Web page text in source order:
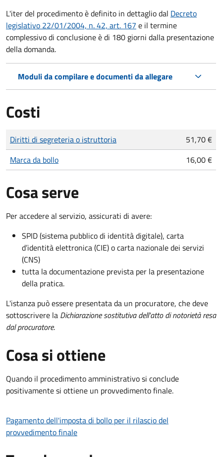
L'iter del procedimento è definito in dettaglio dal Decreto
legislativo 22/01/2004, n. 42, art. 167 e il termine
complessivo di conclusione è di 180 giorni dalla presentazione
della domanda.
Moduli da compilare e documenti da allegare
Costi
Tipo di pagamento
Importo
Diritti di segreteria o istruttoria
51,70 €
Marca da bollo
16,00 €
Cosa serve
Per accedere al servizio, assicurati di avere:
SPID (sistema pubblico di identità digitale), carta
d’identità elettronica (CIE) o carta nazionale dei servizi
(CNS)
tutta la documentazione prevista per la presentazione
della pratica.
L'istanza può essere presentata da un procuratore, che deve
sottoscrivere la Dichiarazione sostitutiva dell'atto di notorietà resa
dal procuratore.
Cosa si ottiene
Quando il procedimento amministrativo si conclude
positivamente si ottiene un provvedimento finale.
Pagamento dell'imposta di bollo per il rilascio del
provvedimento finale